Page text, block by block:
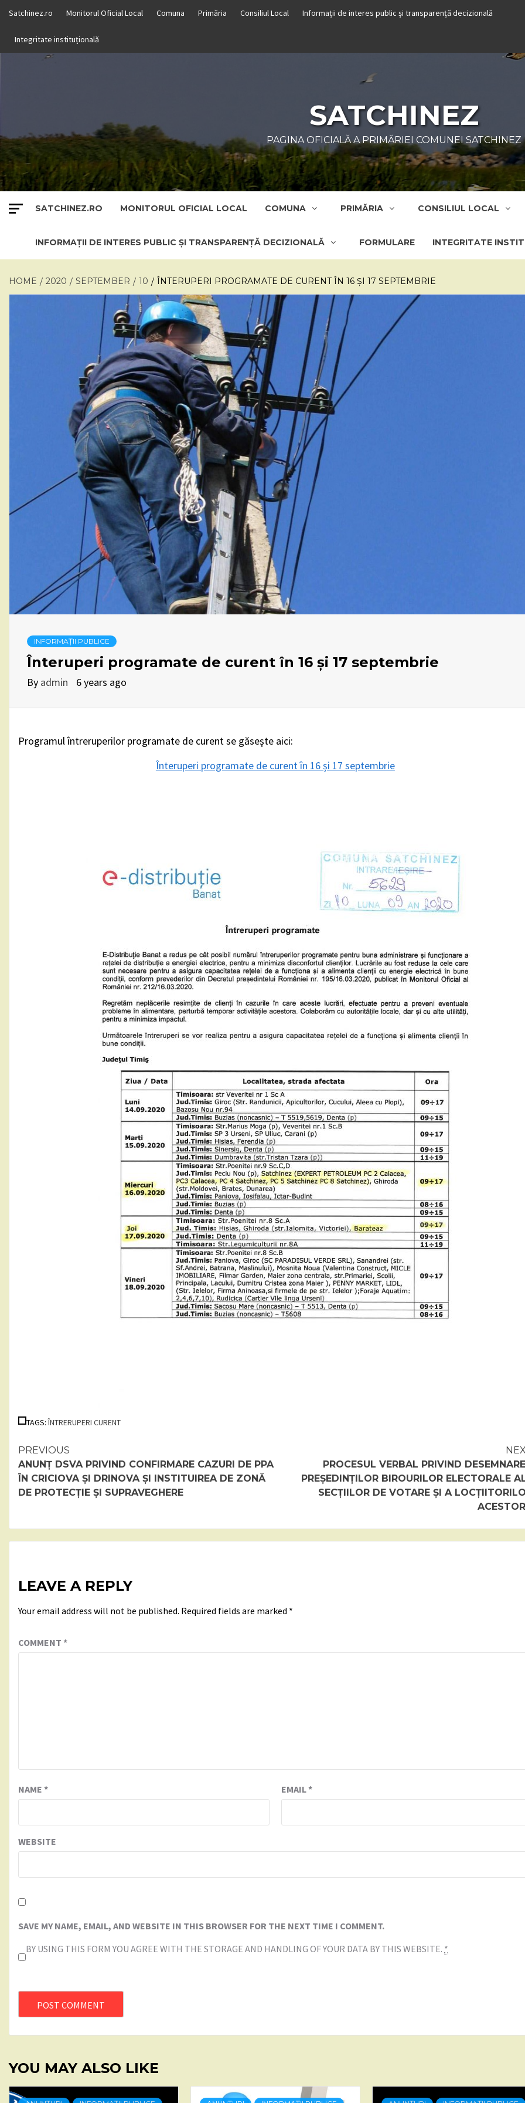
content
Satchinez.ro Monitorul Oficial Local Comuna Primăria Consiliul Local Informații de interes public și transparență decizională
Integritate instituțională
SATCHINEZ
PAGINA OFICIALĂ A PRIMĂRIEI COMUNEI SATCHINEZ
SATCHINEZ.RO MONITORUL OFICIAL LOCAL COMUNA PRIMĂRIA CONSILIUL LOCAL
INFORMAȚII DE INTERES PUBLIC ȘI TRANSPARENȚĂ DECIZIONALĂ FORMULARE INTEGRITATE
HOME 2020 SEPTEMBER 10 ÎNTERUPERI PROGRAMATE DE CURENT ÎN 16 ȘI 17 SEPTEMBRIE
INFORMAȚII PUBLICE
Înteruperi programate de curent în 16 și 17 septembrie
By admin 6 years ago
Programul întreruperilor programate de curent se găsește aici:
Înteruperi programate de curent în 16 și 17 septembrie
TAGS:ÎNTRERUPERI CURENT
Continue
Reading
PREVIOUS
ANUNȚ DSVA PRIVIND CONFIRMARE CAZURI DE PPA
ÎN CRICIOVA ȘI DRINOVA ȘI INSTITUIREA DE ZONĂ
DE PROTECȚIE ȘI SUPRAVEGHERE
PROCESUL VERBAL PRIVIND
PREȘEDINȚILOR BIROURILOR ELECTORALE
SECȚIILOR DE VOTARE ȘI A
LEAVE A REPLY
Your email address will not be published. Required fields are marked *
COMMENT *
NAME * EMAIL*
WEBSITE
SAVE MY NAME, EMAIL, AND WEBSITE IN THIS BROWSER FOR THE NEXT TIME I COMMENT.
BY USING THIS FORM YOU AGREE WITH THE STORAGE AND HANDLING OF YOUR DATA BY THIS WEBSITE. *
YOU MAY ALSO LIKE